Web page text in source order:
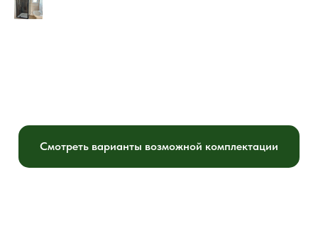
Смотреть варианты возможной комплектации